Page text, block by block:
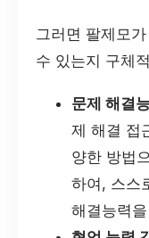
그러면 팔제모
수 있는지 구체
문제 해결
제 해결 접
양한 방법
하여, 스스
해결능력